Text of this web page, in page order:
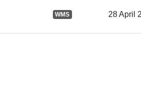
WMS 28 April